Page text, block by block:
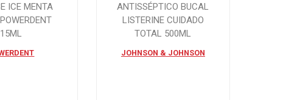
ICE MENTA
15ML
ANTISSÉPTICO BUCAL
LISTERINE CUIDADO
TOTAL 500ML
JOHNSON & JOHNSON